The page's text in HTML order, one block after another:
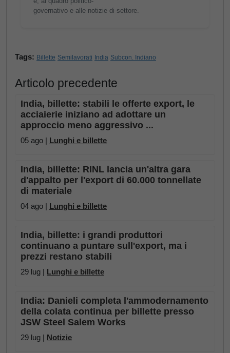
governativo e alle notizie di settore.
Tags: Billette Semilavorati India Subcon. Indiano
Articolo precedente
India, billette: stabili le offerte export, le
acciaierie iniziano ad adottare un
approccio meno aggressivo ...
05 ago | Lunghi e billette
India, billette: RINL lancia un'altra gara
d'appalto per l'export di 60.000 tonnellate
di materiale
04 ago | Lunghi e billette
India, billette: i grandi produttori
continuano a puntare sull'export, ma i
prezzi restano stabili
29 lug | Lunghi e billette
India: Danieli completa l'ammodernamento
della colata continua per billette presso
JSW Steel Salem Works
29 lug | Notizie